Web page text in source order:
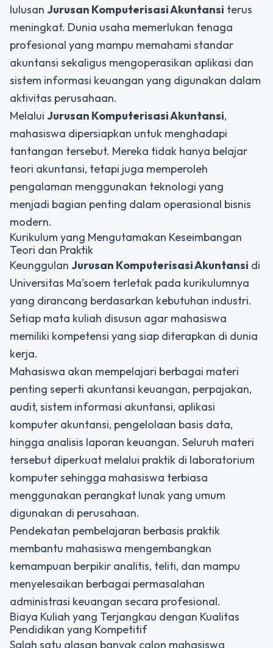
lulusan Jurusan Komputerisasi Akuntansi terus
meningkat. Dunia usaha memerlukan tenaga
profesional yang mampu memahami standar
akuntansi sekaligus mengoperasikan aplikasi dan
sistem informasi keuangan yang digunakan dalam
aktivitas perusahaan.
Melalui Jurusan Komputerisasi Akuntansi,
mahasiswa dipersiapkan untuk menghadapi
tantangan tersebut. Mereka tidak hanya belajar
teori akuntansi, tetapi juga memperoleh
pengalaman menggunakan teknologi yang
menjadi bagian penting dalam operasional bisnis
modern.
Kurikulum yang Mengutamakan Keseimbangan
Teori dan Praktik
Keunggulan Jurusan Komputerisasi Akuntansi di
Universitas Ma’soem terletak pada kurikulumnya
yang dirancang berdasarkan kebutuhan industri.
Setiap mata kuliah disusun agar mahasiswa
memiliki kompetensi yang siap diterapkan di dunia
kerja.
Mahasiswa akan mempelajari berbagai materi
penting seperti akuntansi keuangan, perpajakan,
audit, sistem informasi akuntansi, aplikasi
komputer akuntansi, pengelolaan basis data,
hingga analisis laporan keuangan. Seluruh materi
tersebut diperkuat melalui praktik di laboratorium
komputer sehingga mahasiswa terbiasa
menggunakan perangkat lunak yang umum
digunakan di perusahaan.
Pendekatan pembelajaran berbasis praktik
membantu mahasiswa mengembangkan
kemampuan berpikir analitis, teliti, dan mampu
menyelesaikan berbagai permasalahan
administrasi keuangan secara profesional.
Biaya Kuliah yang Terjangkau dengan Kualitas
Pendidikan yang Kompetitif
Salah satu alasan banyak calon mahasiswa